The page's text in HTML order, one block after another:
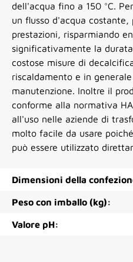
dell'acqua fino a 150 °C.
un flusso d'acqua costante,
prestazioni, risparmiando
significativamente la
costose misure di
riscaldamento e in
manutenzione. Inoltre il
conforme alla normativa
all'uso nelle aziende di
molto facile da usare
può essere utilizzato
Dimensioni della
Peso con imballo (kg):
Valore pH: